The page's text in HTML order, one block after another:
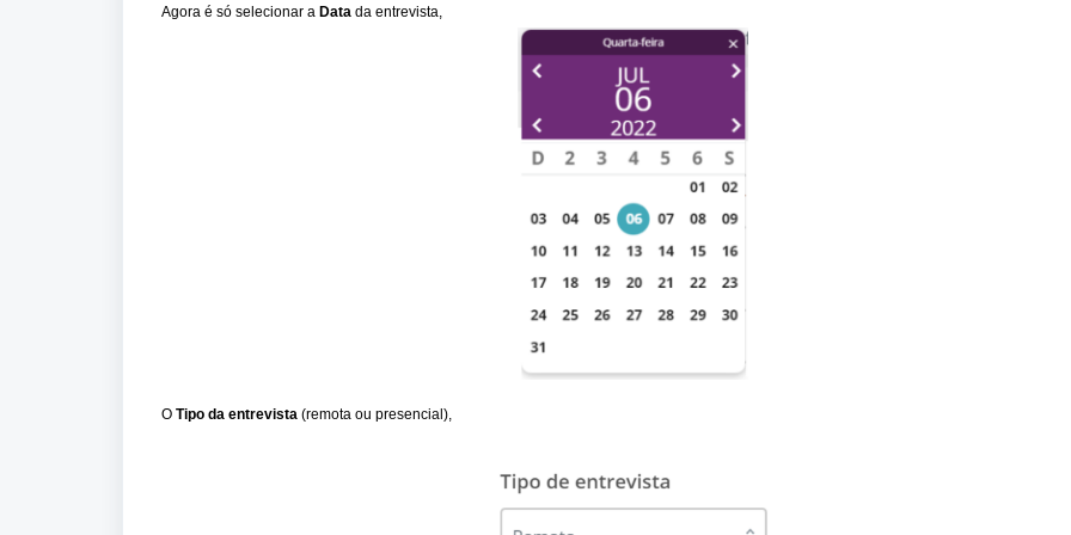
Agora é só selecionar a Data da entrevista,
O Tipo da entrevista (remota ou presencial),